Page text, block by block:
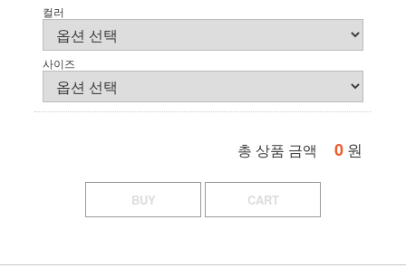
컬러
사이즈
총 상품 금액 0 원
BUY CART